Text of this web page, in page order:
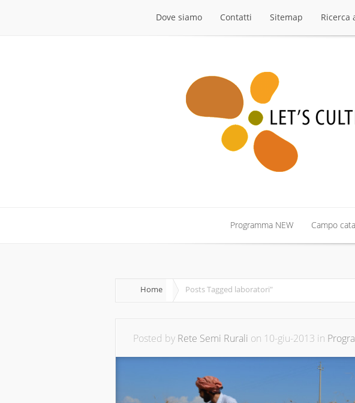
Dove siamo Contatti Sitemap Ricerca
Programma NEW Campo
Home Posts Tagged laboratori"
Posted by Rete Semi Rurali on 10-giu-2013 in